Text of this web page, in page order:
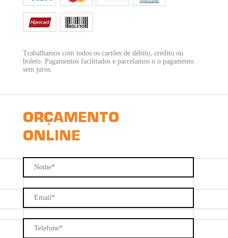
Trabalhamos com todos os cartões de débito, crédito ou
boleto. Pagamentos facilitados e parcelamos o o pagamento
sem juros.
ORÇAMENTO
ONLINE